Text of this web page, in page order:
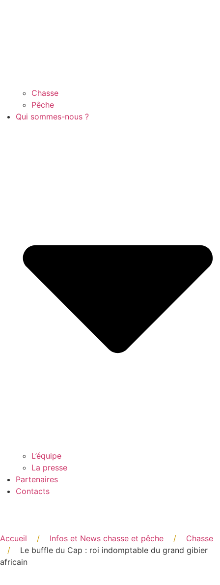
Chasse
Pêche
Qui sommes-nous ?
L’équipe
La presse
Partenaires
Contacts
Accueil / Infos et News chasse et pêche /
Chasse
/
Le buffle du Cap : roi indomptable du grand gibier
africain